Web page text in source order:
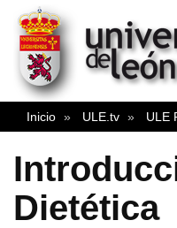
Inicio ULE.tv ULE
Dietética